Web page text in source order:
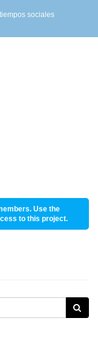
sociales
Use the
to this project.